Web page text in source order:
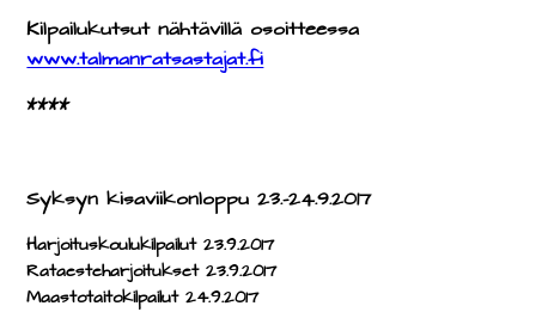
Kilpailukutsut nähtävillä osoitteessa
www.talmanratsastajat.fi
****
Syksyn kisaviikonloppu 23.-24.9.2017
Harjoituskoulukilpailut 23.9.2017
Rataesteharjoitukset 23.9.2017
Maastotaitokilpailut 24.9.2017